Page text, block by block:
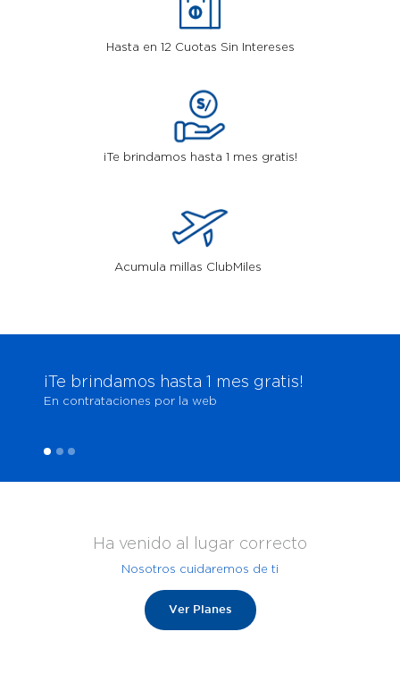
Hasta en 12 Cuotas Sin Intereses
¡Te brindamos hasta 1 mes gratis!
Acumula millas ClubMiles
¡Te brindamos hasta 1 mes gratis!
En contrataciones por la web
Ha venido al lugar correcto
Nosotros cuidaremos de ti
Ver Planes